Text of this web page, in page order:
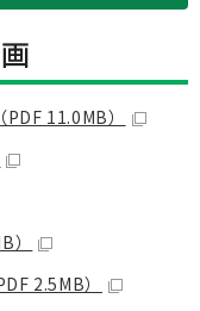
11.0MB）
2.5MB）